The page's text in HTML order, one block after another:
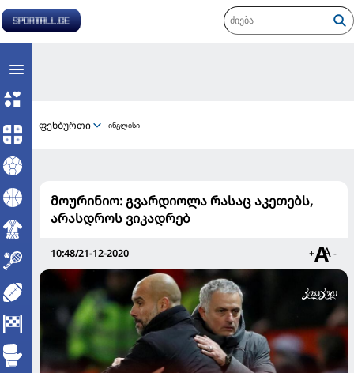
ფეხბურთი ინგლისი
მოურინიო: გვარდიოლა რასაც აკეთებს,
არასდროს ვიკადრებ
10:48/21-12-2020 + -